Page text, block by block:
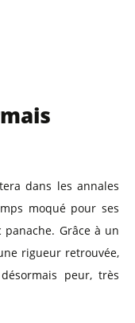
dans les annales
moqué pour ses
panache. Grâce à un
rigueur retrouvée,
peur, très